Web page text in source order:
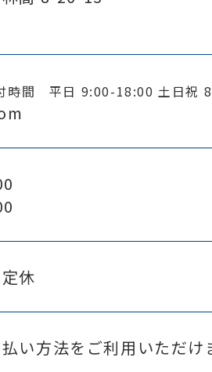
時間 平日 9:00-18:00 土日祝
休
い方法をご利用いただけ